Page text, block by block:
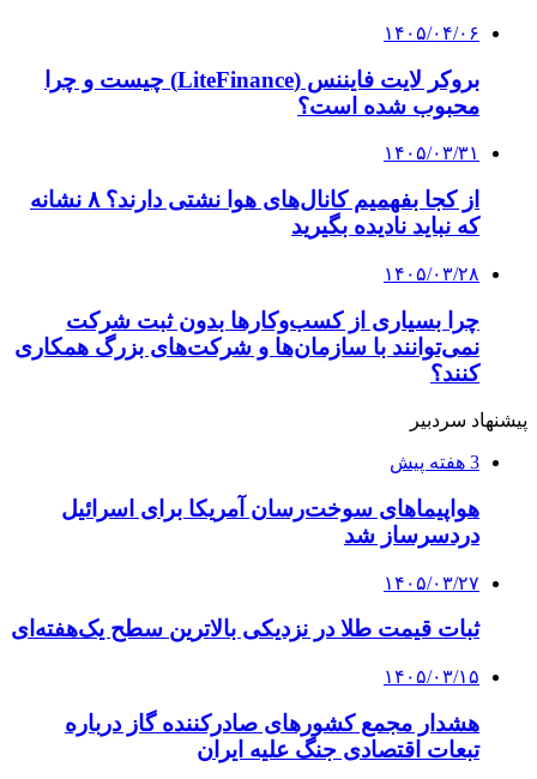
۱۴۰۵/۰۴/۰۶
بروکر لایت فایننس (LiteFinance) چیست و چرا
محبوب شده است؟
۱۴۰۵/۰۳/۳۱
از کجا بفهمیم کانال‌های هوا نشتی دارند؟ ۸ نشانه
که نباید نادیده بگیرید
۱۴۰۵/۰۳/۲۸
چرا بسیاری از کسب‌وکارها بدون ثبت شرکت
نمی‌توانند با سازمان‌ها و شرکت‌های بزرگ همکاری
کنند؟
پیشنهاد سردبیر
3 هفته پیش
هواپیماهای سوخت‌رسان آمریکا برای اسرائیل
دردسرساز شد
۱۴۰۵/۰۳/۲۷
ثبات قیمت طلا در نزدیکی بالاترین سطح یک‌هفته‌ای
۱۴۰۵/۰۳/۱۵
هشدار مجمع کشورهای صادرکننده گاز درباره
تبعات اقتصادی جنگ علیه ایران